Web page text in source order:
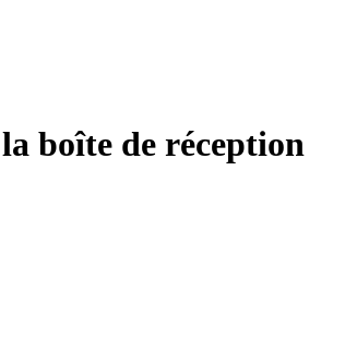
boîte de réception